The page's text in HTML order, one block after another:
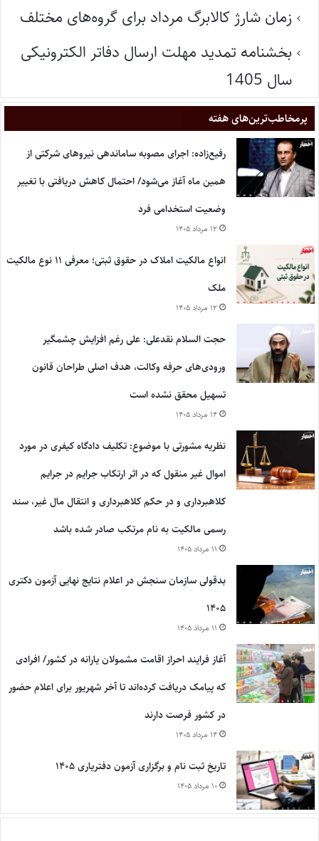
زمان شارژ کالابرگ مرداد برای گروه‌های مختلف
بخشنامه تمدید مهلت ارسال دفاتر الکترونیکی
سال 1405
پر‌مخاطب‌ترین‌های هفته
رفیع‌زاده: اجرای مصوبه ساماندهی نیروهای شرکتی از
همین ماه آغاز می‌شود/ احتمال کاهش دریافتی با تغییر
وضعیت استخدامی فرد
۱۲ مرداد ۱۴۰۵
انواع مالکیت املاک در حقوق ثبتی؛ معرفی ۱۱ نوع مالکیت
ملک
۱۲ مرداد ۱۴۰۵
حجت السلام نقدعلی: علی رغم افزایش چشمگیر
ورودی‌های حرفه وکالت، هدف اصلی طراحان قانون
تسهیل محقق نشده است
۱۴ مرداد ۱۴۰۵
نظریه مشورتی با موضوع: تکلیف دادگاه کیفری در مورد
اموال غیر منقول که در اثر ارتکاب جرایم در جرایم
کلاهبرداری و در حکم کلاهبرداری و انتقال مال غیر، سند
رسمی مالکیت به نام مرتکب صادر شده باشد
۱۱ مرداد ۱۴۰۵
بدقولی سازمان سنجش در اعلام نتایج نهایی آزمون دکتری
۱۴۰۵
۱۱ مرداد ۱۴۰۵
آغاز فرایند احراز اقامت مشمولان یارانه در کشور/ افرادی
که پیامک دریافت کرده‌اند تا آخر شهریور برای اعلام حضور
در کشور فرصت دارند
۱۴ مرداد ۱۴۰۵
تاریخ ثبت نام و برگزاری آزمون دفتریاری ۱۴۰۵
۱۰ مرداد ۱۴۰۵